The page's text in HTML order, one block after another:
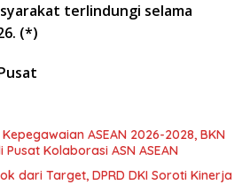
terlindungi selama
(*)
ASEAN 2026-2028, BKN
Kolaborasi ASN ASEAN
dari Target, DPRD DKI Soroti Kinerja